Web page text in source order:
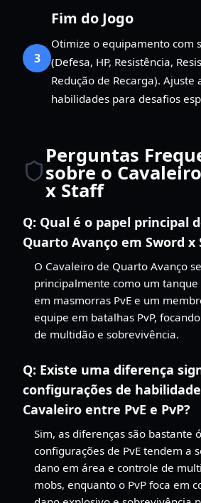
3
Fim do Jogo
Otimize o equipamento com
(Defesa, HP, Resistência,
Redução de Recarga). Ajuste
habilidades para desafios
Perguntas
sobre o
x Staff
Q: Qual é o papel principal
Quarto Avanço em Sword x
O Cavaleiro de Quarto Avanço
principalmente como um
em masmorras PvE e um
equipe em batalhas PvP,
de multidão e sobrevivência.
Q: Existe uma diferença
configurações de
Cavaleiro entre PvE e PvP?
Sim, as diferenças são bastante
configurações de PvE tendem a
dano em área e controle de
mobs, enquanto o PvP foca em